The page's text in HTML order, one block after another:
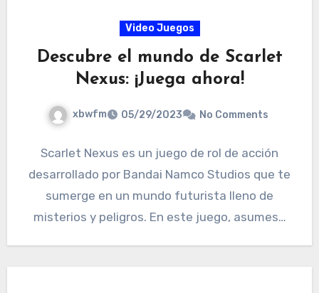
Video Juegos
Descubre el mundo de Scarlet
Nexus: ¡Juega ahora!
xbwfm 05/29/2023 No Comments
Scarlet Nexus es un juego de rol de acción
desarrollado por Bandai Namco Studios que te
sumerge en un mundo futurista lleno de
misterios y peligros. En este juego, asumes…